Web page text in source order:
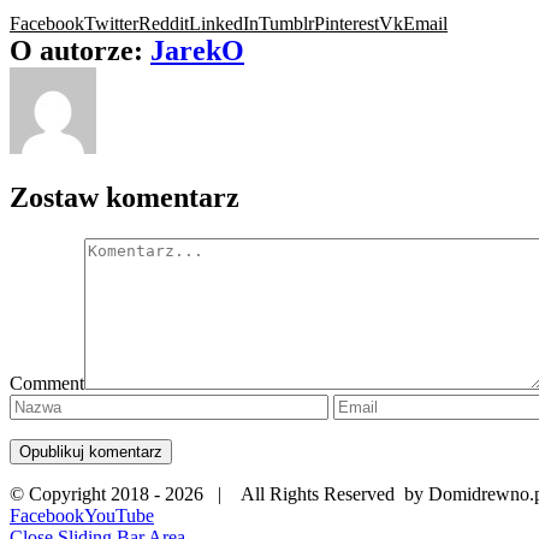
FacebookTwitterRedditLinkedInTumblrPinterestVkEmail
O autorze: JarekO
Zostaw komentarz
Comment
© Copyright 2018 - 2026 | All Rights Reserved by
FacebookYouTube